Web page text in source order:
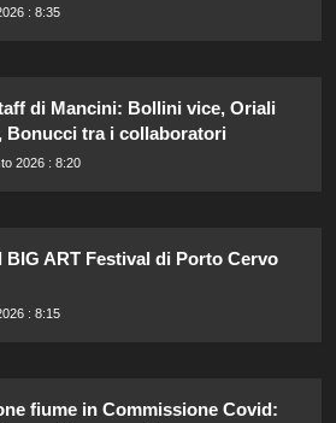
: 8:35
di Mancini: Bollini vice, Oriali
Bonucci tra i collaboratori
2026 : 8:20
BIG ART Festival di Porto Cervo
: 8:15
fiume in Commissione Covid: